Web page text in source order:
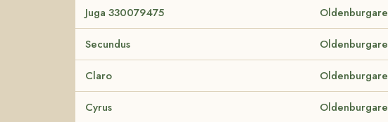
Juga 330079475 Oldenburgare
Secundus Oldenburgare
Claro Oldenburgare
Cyrus Oldenburgare